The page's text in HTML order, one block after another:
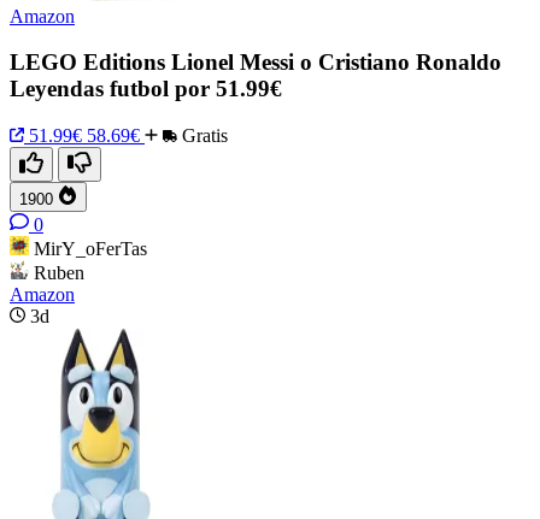
Amazon
LEGO Editions Lionel Messi o Cristiano Ronaldo
Leyendas futbol por 51.99€
51.99€ 58.69€ Gratis
1900
0
MirY_oFerTas
Ruben
Amazon
3d